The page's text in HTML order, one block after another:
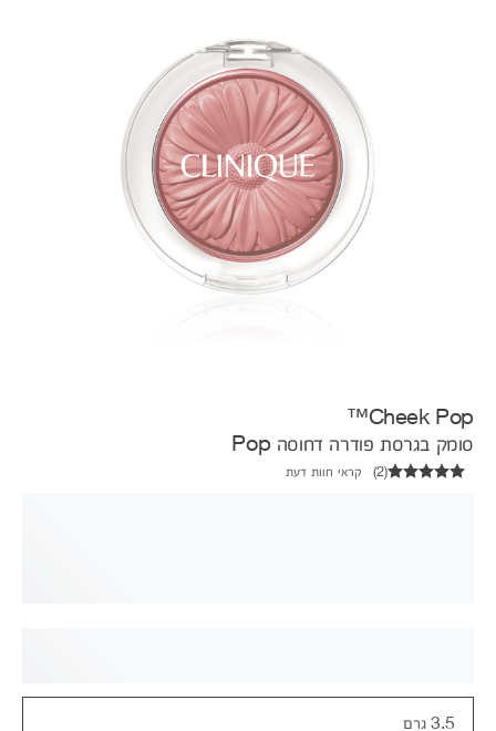
Cheek Pop™
סומק בגרסת פודרה דחוסה Pop
(
2
) קראי חוות דעת
3.5 גרם